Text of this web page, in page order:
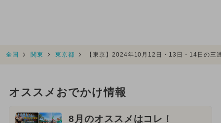
全国 関東 東京都 【東京】2024年10月12日・13日・14日の三
オススメおでかけ情報
8月のオススメはコレ！